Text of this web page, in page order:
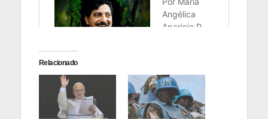
Relacionado